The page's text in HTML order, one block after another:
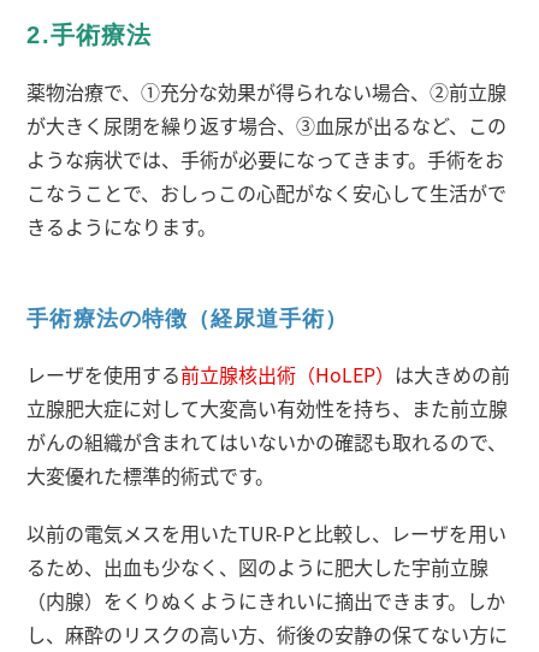
2.手術療法
薬物治療で、①充分な効果が得られない場合、②前立腺
が大きく尿閉を繰り返す場合、③血尿が出るなど、この
ような病状では、手術が必要になってきます。手術をお
こなうことで、おしっこの心配がなく安心して生活がで
きるようになります。
手術療法の特徴（経尿道手術）
レーザを使用する前立腺核出術（HoLEP） は大きめの前
立腺肥大症に対して大変高い有効性を持ち、また前立腺
がんの組織が含まれてはいないかの確認も取れるので、
大変優れた標準的術式です。
以前の電気メスを用いたTUR-Pと比較し、レーザを用い
るため、出血も少なく、図のように肥大した宇前立腺
（内腺）をくりぬくようにきれいに摘出できます。しか
し、麻酔のリスクの高い方、術後の安静の保てない方に